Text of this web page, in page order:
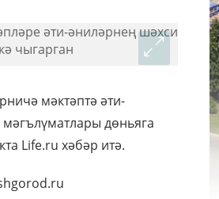
мәктәптә әти-
дөньяга
Life.ru хәбәр итә.